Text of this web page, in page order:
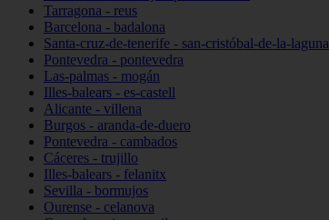
Tarragona - reus
Barcelona - badalona
Santa-cruz-de-tenerife - san-cristóbal-de-la-laguna
Pontevedra - pontevedra
Las-palmas - mogán
Illes-balears - es-castell
Alicante - villena
Burgos - aranda-de-duero
Pontevedra - cambados
Cáceres - trujillo
Illes-balears - felanitx
Sevilla - bormujos
Ourense - celanova